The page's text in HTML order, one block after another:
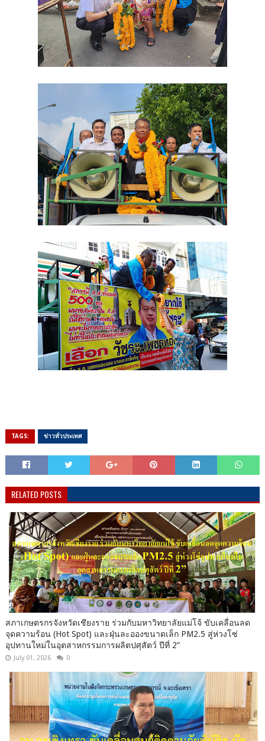
TAGS: ข่าวทั่วประเทศ
RELATED POSTS
สภาเกษตรกรจังหวัดเชียงราย ร่วมกับมหาวิทยาลัยแม่โจ้ ขับเคลื่อนลด
จุดความร้อน (Hot Spot) และฝุ่นละอองขนาดเล็ก PM2.5 สู่ห่วงโซ่
อุปทานใหม่ในอุตสาหกรรมการผลิตปศุสัตว์ ปีที่ 2”
July 01, 2026 0